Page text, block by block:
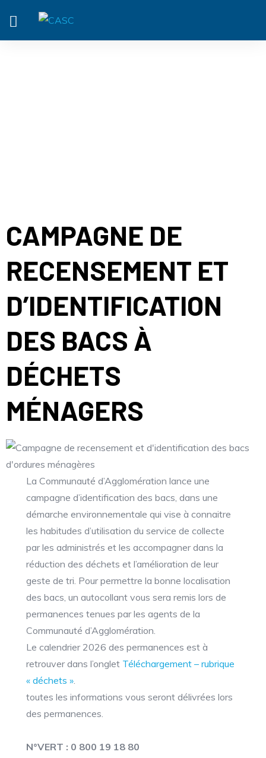
CAMPAGNE DE
RECENSEMENT ET
D’IDENTIFICATION
DES BACS À
DÉCHETS
MÉNAGERS
La Communauté d’Agglomération lance une
campagne d’identification des bacs, dans une
démarche environnementale qui vise à connaitre
les habitudes d’utilisation du service de collecte
par les administrés et les accompagner dans la
réduction des déchets et l’amélioration de leur
geste de tri. Pour permettre la bonne localisation
des bacs, un autocollant vous sera remis lors de
permanences tenues par les agents de la
Communauté d’Agglomération.
Le calendrier 2026 des permanences est à
retrouver dans l’onglet Téléchargement – rubrique
« déchets ».
toutes les informations vous seront délivrées lors
des permanences.
N°VERT : 0 800 19 18 80